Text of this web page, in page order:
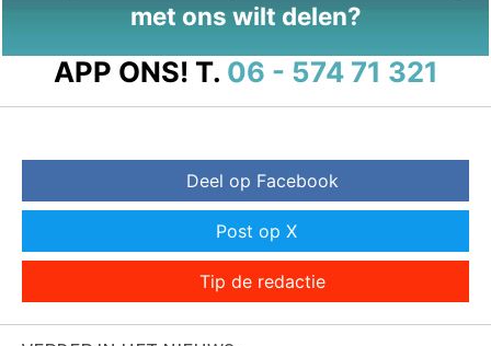
met ons wilt delen?
APP ONS! T. 06 - 574 71 321
Deel op Facebook
Post op X
Tip de redactie